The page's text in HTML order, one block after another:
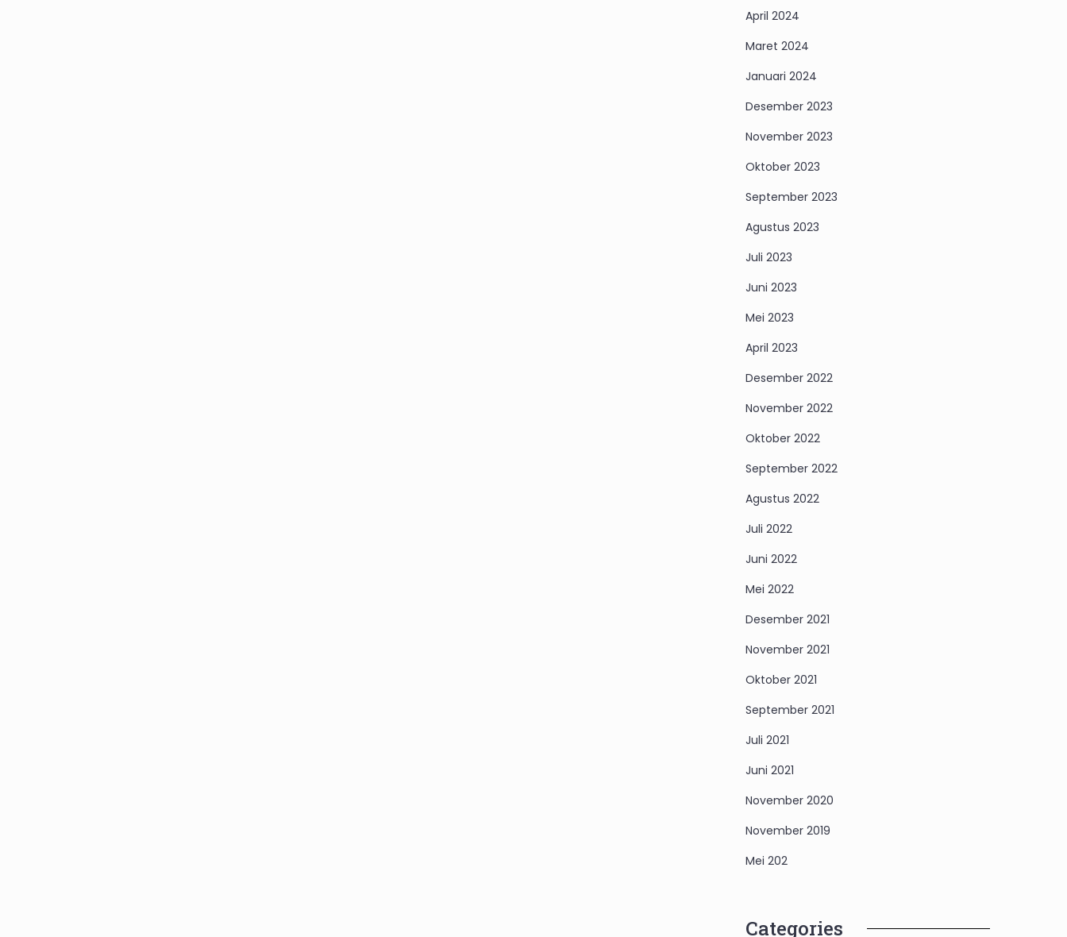
April 2024
Maret 2024
Januari 2024
Desember 2023
November 2023
Oktober 2023
September 2023
Agustus 2023
Juli 2023
Juni 2023
Mei 2023
April 2023
Desember 2022
November 2022
Oktober 2022
September 2022
Agustus 2022
Juli 2022
Juni 2022
Mei 2022
Desember 2021
November 2021
Oktober 2021
September 2021
Juli 2021
Juni 2021
November 2020
November 2019
Mei 202
Categories